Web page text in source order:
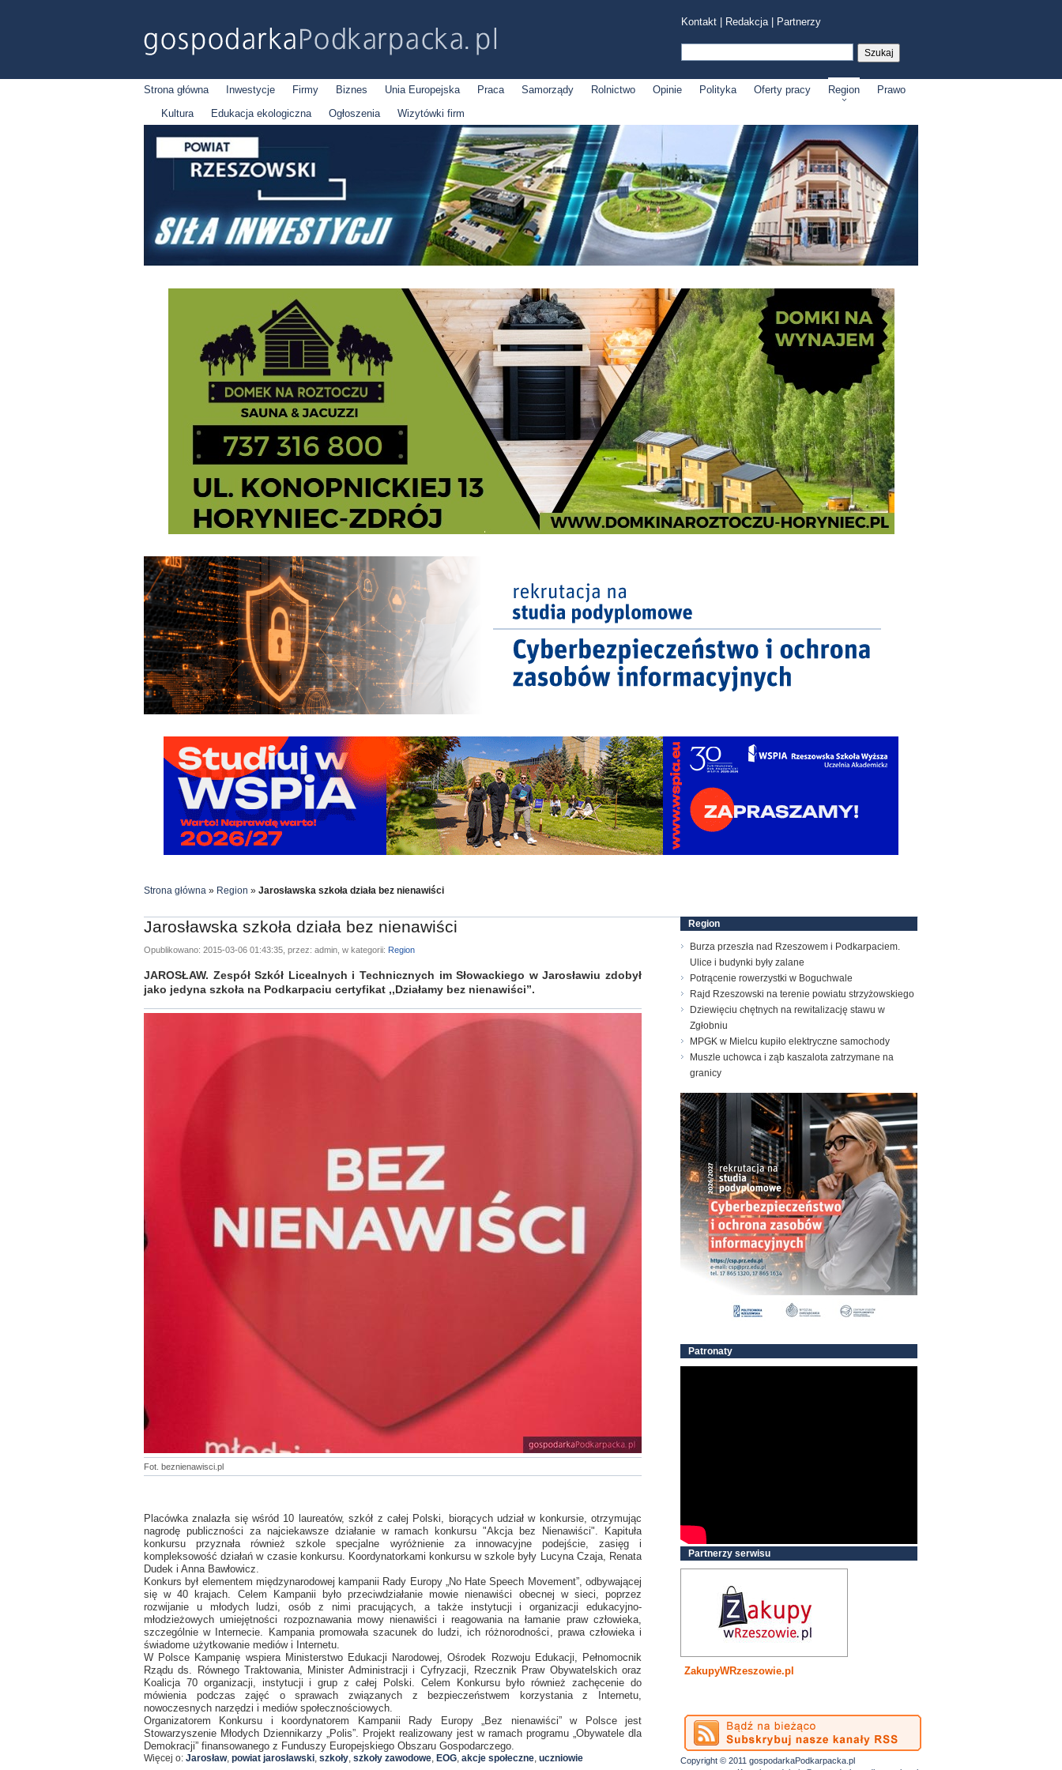
Kontakt Redakcja| Partnerzy
Strona główna Inwestycje Firmy Biznes Unia Europejska Praca Samorządy Rolnictwo Opinie Polityka Oferty pracy Region
Prawo
Kultura
Edukacja ekologiczna Ogłoszenia Wizytówki firm
Strona główna » Region » Jarosławska szkoła działa bez nienawiści
Jarosławska szkoła działa bez nienawiści
Opublikowano: 2015-03-06 01:43:35, przez: admin, w kategorii: Region
JAROSŁAW. Zespół Szkół Licealnych i Technicznych im Słowackiego w Jarosławiu zdobył
jako jedyna szkoła na Podkarpaciu certyfikat ,,Działamy bez nienawiści”.
Fot. beznienawisci.pl
Placówka znalazła się wśród 10 laureatów, szkół z całej Polski, biorących udział w konkursie, otrzymując
nagrodę publiczności za najciekawsze działanie w ramach konkursu "Akcja bez Nienawiści". Kapituła
konkursu przyznała również szkole specjalne wyróżnienie za innowacyjne podejście, zasięg i
kompleksowość działań w czasie konkursu. Koordynatorkami konkursu w szkole były Lucyna Czaja, Renata
Dudek i Anna Bawłowicz.
Konkurs był elementem międzynarodowej kampanii Rady Europy „No Hate Speech Movement”, odbywającej
się w 40 krajach. Celem Kampanii było przeciwdziałanie mowie nienawiści obecnej w sieci, poprzez
rozwijanie u młodych ludzi, osób z nimi pracujących, a także instytucji i organizacji edukacyjno-
młodzieżowych umiejętności rozpoznawania mowy nienawiści i reagowania na łamanie praw człowieka,
szczególnie w Internecie. Kampania promowała szacunek do ludzi, ich różnorodności, prawa człowieka i
świadome użytkowanie mediów i Internetu.
W Polsce Kampanię wspiera Ministerstwo Edukacji Narodowej, Ośrodek Rozwoju Edukacji, Pełnomocnik
Rządu ds. Równego Traktowania, Minister Administracji i Cyfryzacji, Rzecznik Praw Obywatelskich oraz
Koalicja 70 organizacji, instytucji i grup z całej Polski. Celem Konkursu było również zachęcenie do
mówienia podczas zajęć o sprawach związanych z bezpieczeństwem korzystania z Internetu,
nowoczesnych narzędzi i mediów społecznościowych.
Organizatorem Konkursu i koordynatorem Kampanii Rady Europy „Bez nienawiści” w Polsce jest
Stowarzyszenie Młodych Dziennikarzy „Polis”. Projekt realizowany jest w ramach programu „Obywatele dla
Demokracji” finansowanego z Funduszy Europejskiego Obszaru Gospodarczego.
Więcej o: Jarosław, powiat jarosławski, szkoły, szkoły zawodowe, EOG, akcje społeczne, uczniowie
Region
Burza przeszła nad Rzeszowem i Podkarpaciem.
Ulice i budynki były zalane
Potrącenie rowerzystki w Boguchwale
Rajd Rzeszowski na terenie powiatu strzyżowskiego
Dziewięciu chętnych na rewitalizację stawu w
Zgłobniu
MPGK w Mielcu kupiło elektryczne samochody
Muszle uchowca i ząb kaszalota zatrzymane na
granicy
Patronaty
Partnerzy serwisu
ZakupyWRzeszowie.pl
Copyright © 2011 gospodarkaPodkarpacka.pl